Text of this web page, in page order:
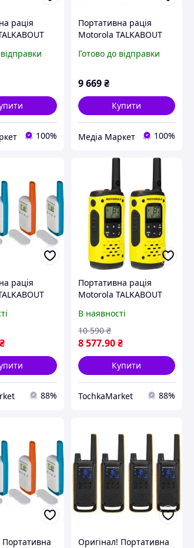
рація
100%
Портативна рація
Motorola TALKABOUT
Yellow Black
Готово до відправки
9 669₴
Купити
Медіа Маркет 100%
рація
₴
88%
Портативна рація
Motorola TALKABOUT
(A9P00811YWCMAG)
В наявності
8 577.90₴
10 590 ₴
Купити
TochkaMarket 88%
Портативна
Оригінал! Портативна